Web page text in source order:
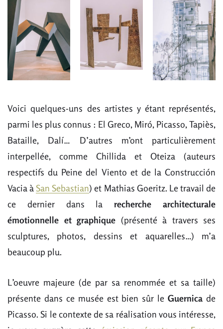
Voici quelques-uns des artistes y étant représentés,
parmi les plus connus : El Greco, Miró, Picasso, Tapiès,
Bataille, Dalí… D’autres m’ont particulièrement
interpellée, comme Chillida et Oteiza (auteurs
respectifs du Peine del Viento et de la Construcción
Vacia à San Sebastian) et Mathias Goeritz. Le travail de
ce dernier dans larecherche architecturale
émotionnelle et graphique (présenté à travers ses
sculptures, photos, dessins et aquarelles…) m’a
beaucoup plu.
L’oeuvre majeure (de par sa renommée et sa taille)
présente dans ce musée est bien sûr leGuernica de
Picasso. Si le contexte de sa réalisation vous intéresse,